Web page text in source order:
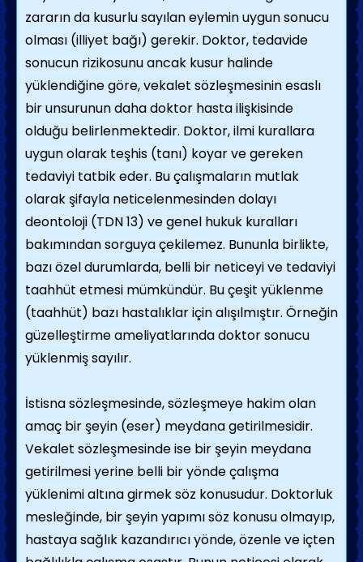
zararın da kusurlu sayılan eylemin uygun sonucu
olması (illiyet bağı) gerekir. Doktor, tedavide
sonucun rizikosunu ancak kusur halinde
yüklendiğine göre, vekalet sözleşmesinin esaslı
bir unsurunun daha doktor hasta ilişkisinde
olduğu belirlenmektedir. Doktor, ilmi kurallara
uygun olarak teşhis (tanı) koyar ve gereken
tedaviyi tatbik eder. Bu çalışmaların mutlak
olarak şifayla neticelenmesinden dolayı
deontoloji (TDN 13) ve genel hukuk kuralları
bakımından sorguya çekilemez. Bununla birlikte,
bazı özel durumlarda, belli bir neticeyi ve tedaviyi
taahhüt etmesi mümkündür. Bu çeşit yüklenme
(taahhüt) bazı hastalıklar için alışılmıştır. Örneğin
güzelleştirme ameliyatlarında doktor sonucu
yüklenmiş sayılır.
İstisna sözleşmesinde, sözleşmeye hakim olan
amaç bir şeyin (eser) meydana getirilmesidir.
Vekalet sözleşmesinde ise bir şeyin meydana
getirilmesi yerine belli bir yönde çalışma
yüklenimi altına girmek söz konusudur. Doktorluk
mesleğinde, bir şeyin yapımı söz konusu olmayıp,
hastaya sağlık kazandırıcı yönde, özenle ve içten